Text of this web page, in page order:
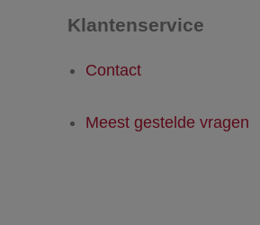
Klantenservice
Contact
Meest gestelde vragen